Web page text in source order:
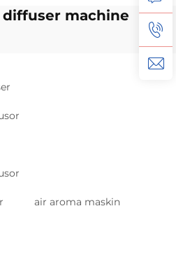
machine
air aroma maskin